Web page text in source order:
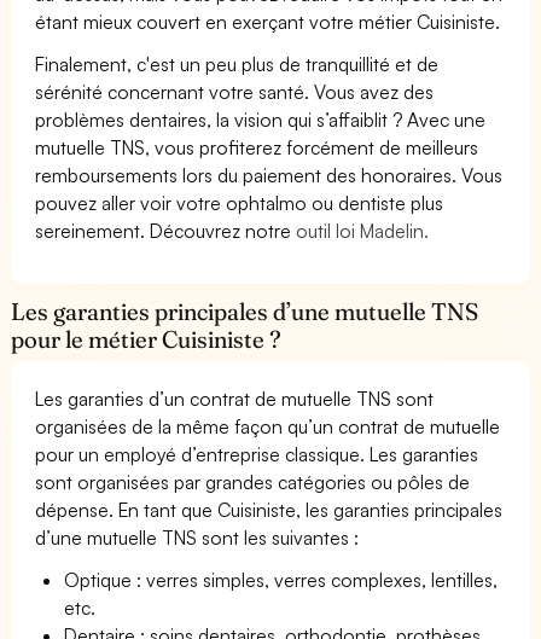
étant mieux couvert en exerçant votre métier Cuisiniste.
Finalement, c'est un peu plus de tranquillité et de
sérénité concernant votre santé. Vous avez des
problèmes dentaires, la vision qui s’affaiblit ? Avec une
mutuelle TNS, vous profiterez forcément de meilleurs
remboursements lors du paiement des honoraires. Vous
pouvez aller voir votre ophtalmo ou dentiste plus
sereinement. Découvrez notre outil loi Madelin.
Les garanties principales d’une mutuelle TNS
pour le métier Cuisiniste ?
Les garanties d’un contrat de mutuelle TNS sont
organisées de la même façon qu’un contrat de mutuelle
pour un employé d’entreprise classique. Les garanties
sont organisées par grandes catégories ou pôles de
dépense. En tant que Cuisiniste, les garanties principales
d’une mutuelle TNS sont les suivantes :
Optique : verres simples, verres complexes, lentilles,
etc.